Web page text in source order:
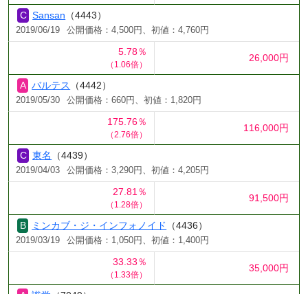
Sansan （4443）
2019/06/19 公開価格：4,500円、初値：4,760円
5.78％
（1.06倍）
26,000円
バルテス （4442）
2019/05/30 公開価格：660円、初値：1,820円
175.76％
（2.76倍）
116,000円
東名 （4439）
2019/04/03 公開価格：3,290円、初値：4,205円
27.81％
（1.28倍）
91,500円
ミンカブ・ジ・インフォノイド （4436）
2019/03/19 公開価格：1,050円、初値：1,400円
33.33％
（1.33倍）
35,000円